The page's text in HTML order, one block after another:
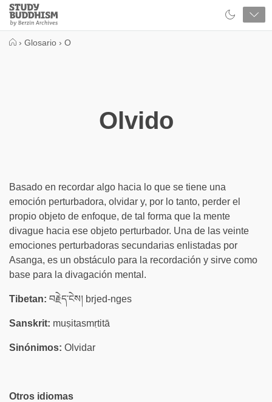
Close
Study
Buddhism
› Glosario › O
Olvido
Basado en recordar algo hacia lo que se tiene una
emoción perturbadora, olvidar y, por lo tanto, perder el
propio objeto de enfoque, de tal forma que la mente
divague hacia ese objeto perturbador. Una de las veinte
emociones perturbadoras secundarias enlistadas por
Asanga, es un obstáculo para la recordación y sirve como
base para la divagación mental.
Tibetan: བརྗེད་ངེས། brjed-nges
Sanskrit: muṣitasmṛtitā
Sinónimos: Olvidar
Otros idiomas